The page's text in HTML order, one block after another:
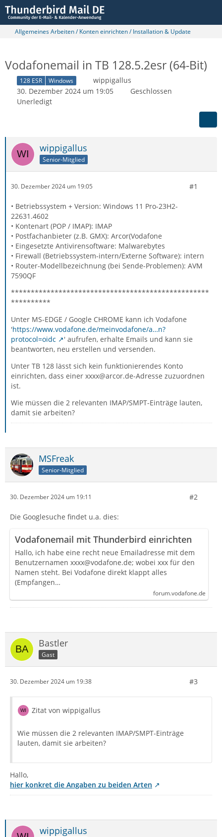
Allgemeines Arbeiten / Konten einrichten / Installation & Update
Vodafonemail in TB 128.5.2esr (64-Bit)
128 ESR Windows
wippigallus
30. Dezember 2024 um 19:05
Geschlossen
Unerledigt
wippigallus
Senior-Mitglied
30. Dezember 2024 um 19:05 #1
• Betriebssystem + Version: Windows 11 Pro-23H2-
22631.4602
• Kontenart (POP / IMAP): IMAP
• Postfachanbieter (z.B. GMX): Arcor(Vodafone
• Eingesetzte Antivirensoftware: Malwarebytes
• Firewall (Betriebssystem-intern/Externe Software): intern
• Router-Modellbezeichnung (bei Sende-Problemen): AVM
7590QF
**************************************************
**********
Unter MS-EDGE / Google CHROME kann ich Vodafone
'https://www.vodafone.de/meinvodafone/a…n?
protocol=oidc
' aufrufen, erhalte Emails und kann sie
beantworten, neu erstellen und versenden.
Unter TB 128 lässt sich kein funktionierendes Konto
einrichten, dass einer xxxx@arcor.de-Adresse zuzuordnen
ist.
Wie müssen die 2 relevanten IMAP/SMPT-Einträge lauten,
damit sie arbeiten?
MSFreak
Senior-Mitglied
30. Dezember 2024 um 19:11 #2
Die Googlesuche findet u.a. dies:
Vodafonemail mit Thunderbird einrichten
Hallo, ich habe eine recht neue Emailadresse mit dem
Benutzernamen xxxx@vodafone.de; wobei xxx für den
Namen steht. Bei Vodafone direkt klappt alles
(Empfangen…
forum.vodafone.de
Bastler
Gast
30. Dezember 2024 um 19:38 #3
Zitat von wippigallus
Wie müssen die 2 relevanten IMAP/SMPT-Einträge
lauten, damit sie arbeiten?
Hallo,
hier konkret die Angaben zu beiden Arten
wippigallus